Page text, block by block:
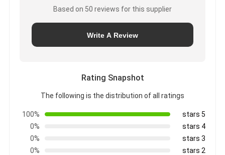
Based on 50 reviews for this supplier
Write A Review
Rating Snapshot
The following is the distribution of all ratings
5 stars
100%
4 stars
0%
3 stars
0%
2 stars
0%